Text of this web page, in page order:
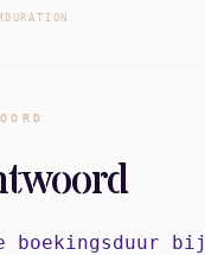
boekingsduur